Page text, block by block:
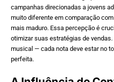
campanhas direcionadas a jovens
muito diferente em comparação
mais maduro. Essa percepção é
otimizar suas estratégias de
musical — cada nota deve estar no
perfeita.